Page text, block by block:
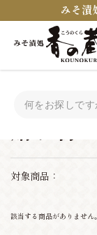
みそ
対象商品：
該当する商品がありません。